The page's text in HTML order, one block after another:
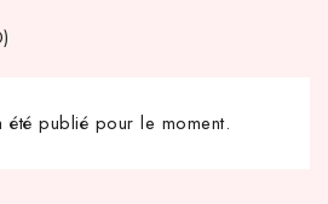
été publié pour le moment.